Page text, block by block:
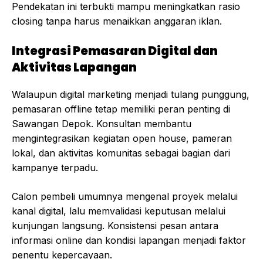
Pendekatan ini terbukti mampu meningkatkan rasio
closing tanpa harus menaikkan anggaran iklan.
Integrasi Pemasaran Digital dan
Aktivitas Lapangan
Walaupun digital marketing menjadi tulang punggung,
pemasaran offline tetap memiliki peran penting di
Sawangan Depok. Konsultan membantu
mengintegrasikan kegiatan open house, pameran
lokal, dan aktivitas komunitas sebagai bagian dari
kampanye terpadu.
Calon pembeli umumnya mengenal proyek melalui
kanal digital, lalu memvalidasi keputusan melalui
kunjungan langsung. Konsistensi pesan antara
informasi online dan kondisi lapangan menjadi faktor
penentu kepercayaan.